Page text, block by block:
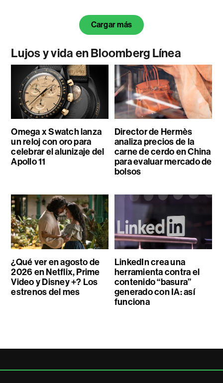
Cargar más
Lujos y vida en Bloomberg Línea
Omega x Swatch lanza
un reloj con oro para
celebrar el alunizaje del
Apollo 11
Director de Hermès
analiza precios de la
carne de cerdo en China
para evaluar mercado de
bolsos
¿Qué ver en agosto de
2026 en Netflix, Prime
Video y Disney +? Los
estrenos del mes
LinkedIn crea una
herramienta contra el
contenido “basura”
generado con IA: así
funciona